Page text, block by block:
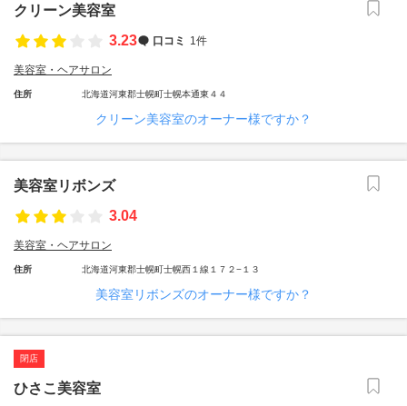
クリーン美容室
3.23
口コミ 1件
美容室・ヘアサロン
住所 北海道河東郡士幌町士幌本通東４４
クリーン美容室のオーナー様ですか？
美容室リボンズ
3.04
美容室・ヘアサロン
住所 北海道河東郡士幌町士幌西１線１７２−１３
美容室リボンズのオーナー様ですか？
閉店
ひさこ美容室